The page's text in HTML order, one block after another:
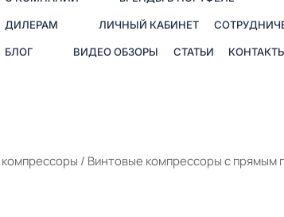
ДИЛЕРАМ ЛИЧНЫЙ КАБИНЕТ
БЛОГ ВИДЕО ОБЗОРЫ СТАТЬИ
/ Винтовые компрессоры с прямым